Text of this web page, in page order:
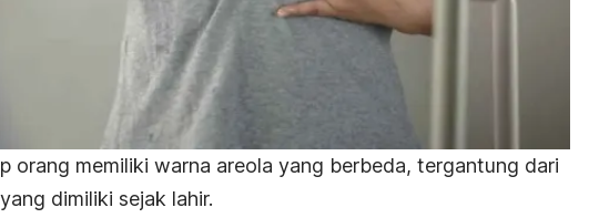
orang memiliki warna areola yang berbeda, tergantung dari
dimiliki sejak lahir.